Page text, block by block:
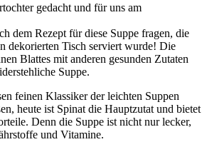
gedacht und für uns am
dem Rezept für diese Suppe fragen, die
dekorierten Tisch serviert wurde! Die
Blattes mit anderen gesunden Zutaten
Suppe.
feinen Klassiker der leichten Suppen
heute ist Spinat die Hauptzutat und bietet
Denn die Suppe ist nicht nur lecker,
und Vitamine.